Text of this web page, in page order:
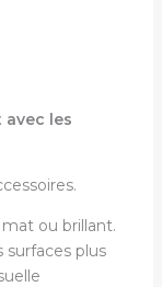
les
ou brillant.
surfaces plus